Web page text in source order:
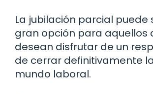
La jubilación parcial puede
gran opción para aquellos
desean disfrutar de un
de cerrar definitivamente
mundo laboral.